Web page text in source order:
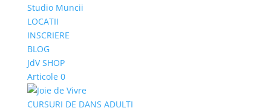
Studio Muncii
LOCATII
INSCRIERE
BLOG
JdV SHOP
Articole 0
CURSURI DE DANS ADULTI